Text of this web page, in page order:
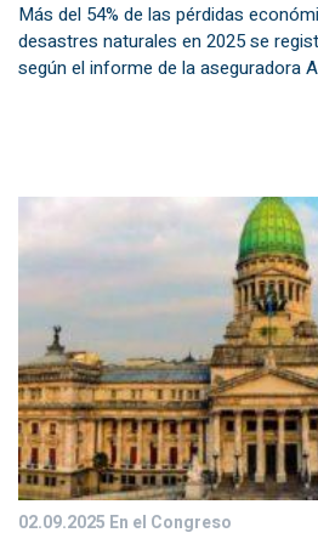
Más del 54% de las pérdidas
desastres naturales en 2025 se
según el informe de la aseguradora
02.09.2025 En el Congreso